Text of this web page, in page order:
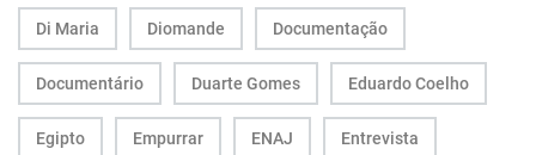
Di Maria Diomande Documentação
Documentário Duarte Gomes Eduardo Coelho
Egipto Empurrar ENAJ Entrevista